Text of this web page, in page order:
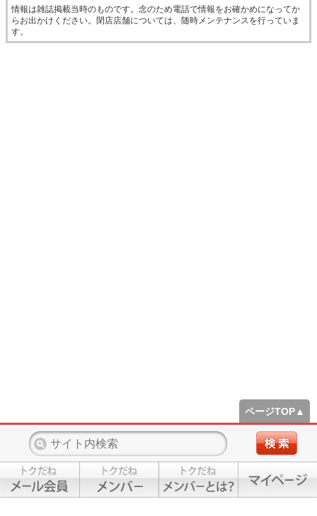
情報は雑誌掲載当時のものです。念のため電話で情報をお確かめになってか
らお出かけください。閉店店舗については、随時メンテナンスを行っていま
す。
ページTOP▲